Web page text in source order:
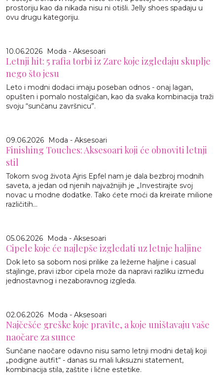
prostoriju kao da nikada nisu ni otišli. Jelly shoes spadaju u
ovu drugu kategoriju.
10.06.2026 Moda - Aksesoari
Letnji hit: 5 rafia torbi iz Zare koje izgledaju skuplje
nego što jesu
Leto i modni dodaci imaju poseban odnos - onaj lagan,
opušten i pomalo nostalgičan, kao da svaka kombinacija traži
svoju “sunčanu završnicu”.
09.06.2026 Moda - Aksesoari
Finishing Touches: Aksesoari koji će obnoviti letnji
stil
Tokom svog života Ajris Epfel nam je dala bezbroj modnih
saveta, a jedan od njenih najvažnijih je „Investirajte svoj
novac u modne dodatke. Tako ćete moći da kreirate milione
različitih...
05.06.2026 Moda - Aksesoari
Cipele koje će najlepše izgledati uz letnje haljine
Dok leto sa sobom nosi prilike za ležerne haljine i casual
stajlinge, pravi izbor cipela može da napravi razliku između
jednostavnog i nezaboravnog izgleda.
02.06.2026 Moda - Aksesoari
Najčešće greške koje pravite, a koje uništavaju vaše
naočare za sunce
Sunčane naočare odavno nisu samo letnji modni detalj koji
„podigne autfit“ - danas su mali luksuzni statement,
kombinacija stila, zaštite i lične estetike.